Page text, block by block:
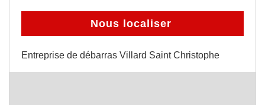
Nous localiser
Entreprise de débarras Villard Saint Christophe